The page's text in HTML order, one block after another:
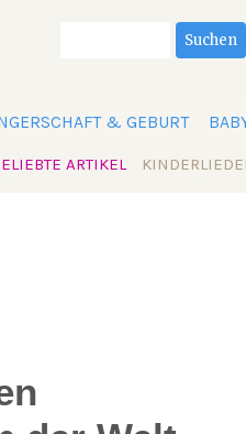
& GEBURT
ARTIKEL
Suchen